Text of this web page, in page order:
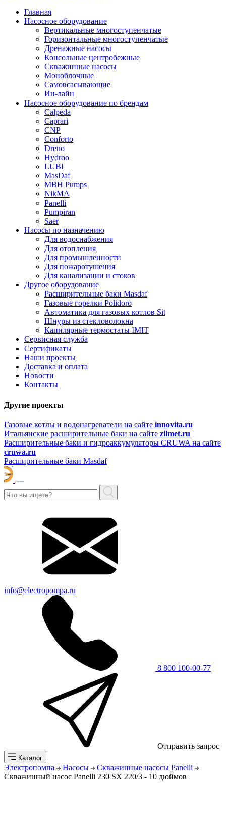
Главная
Насосное оборудование
Вертикальные многоступенчатые
Горизонтальные многоступенчатые
Дренажные насосы
Консольные центробежные
Скважинные насосы
Моноблочные
Самовсасывающие
Ин-лайн
Насосное оборудование по брендам
Calpeda
Caprari
CNP
Conforto
Dreno
Hydroo
LUBI
MasDaf
MBH Pumps
NikMA
Panelli
Pumpiran
Saer
Насосы по назначению
Для водоснабжения
Для отопления
Для промышленности
Для пожаротушения
Для канализации и стоков
Другое оборудование
Расширительные баки Masdaf
Газовые горелки Polidoro
Автоматика для газовых котлов Sit
Шнуры из стекловолокна
Капилярные термостаты IMIT
Сервисная служба
Сертификаты
Наши проекты
Доставка и оплата
Новости
Контакты
Другие проекты
Газовые котлы и водонагреватели на сайте innovita.ru
Итальянские расширительные баки на сайте zilmet.ru
Расширительные баки и гидроаккумуляторы CRUWA на сайте
cruwa.ru
Расширительные баки Masdaf
info@electropompa.ru
8 800 100-00-77
Отправить запрос
Каталог
Электропомпа Насосы
Скважинные насосы Panelli
Скважинный насос Panelli 230 SX 220/3 - 10 дюймов